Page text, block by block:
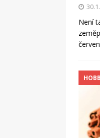
Není